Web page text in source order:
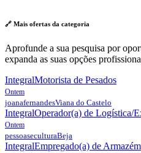
🔗 Mais ofertas da categoria
Aprofunde a sua pesquisa por
expanda as suas opções
IntegralMotorista de Pesados
Ontem
joanafernandesViana do Castelo
IntegralOperador(a) de Logística/
Ontem
pessoaseculturaBeja
IntegralEmpregado(a) de Armazém